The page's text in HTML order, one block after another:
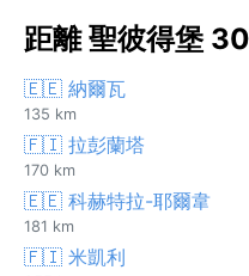
距離 聖彼得堡
🇪🇪 納爾瓦
135 km
🇫🇮 拉彭蘭塔
170 km
🇪🇪 科赫特拉-耶爾韋
181 km
🇫🇮 米凱利